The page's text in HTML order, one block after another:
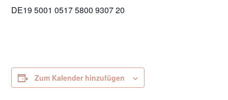
DE19 5001 0517 5800 9307 20
Zum Kalender hinzufügen